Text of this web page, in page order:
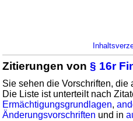
Zitierungen von§ 16r
Sie sehen die Vorschriften, die
Die Liste ist unterteilt nach
Ermächtigungsgrundlagen,
Änderungsvorschriften und in